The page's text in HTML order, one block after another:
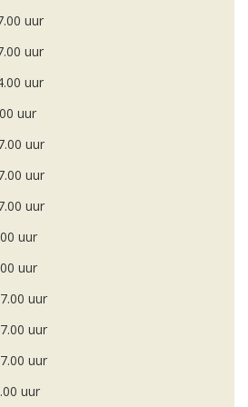
uur
uur
uur
uur
uur
uur
uur
uur
uur
uur
uur
uur
uur